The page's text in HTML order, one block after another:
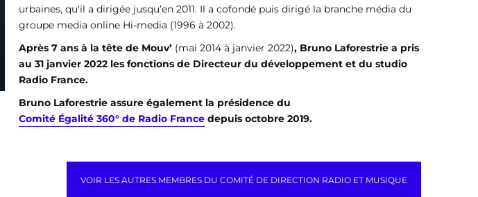
urbaines, qu'il a dirigée jusqu’en 2011. Il a cofondé puis dirigé la branche média du
groupe media online Hi-media (1996 à 2002).
Après 7 ans à la tête de Mouv’ (mai 2014 à janvier 2022), Bruno Laforestrie a pris
au 31 janvier 2022 les fonctions de Directeur du développement et du studio
Radio France.
Bruno Laforestrie assure également la présidence du
Comité Égalité 360° de Radio France depuis octobre 2019.
VOIR LES AUTRES MEMBRES DU COMITÉ DE DIRECTION RADIO ET MUSIQUE